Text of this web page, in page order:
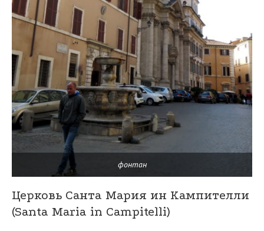
фонтан
Церковь Санта Мария ин Кампителли
(Santa Maria in Campitelli)